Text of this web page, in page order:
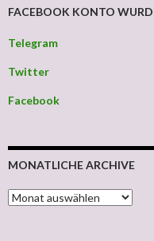
FACEBOOK KONTO
Telegram
Twitter
Facebook
MONATLICHE ARCHIVE
MONATLICHE ARCHIVE